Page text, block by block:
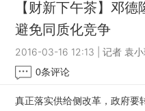
【财新下午茶】邓
避免同质化竞争
2016-03-16 12:13 |记者 袁
0条评论
真正落实供给侧改革，政府要